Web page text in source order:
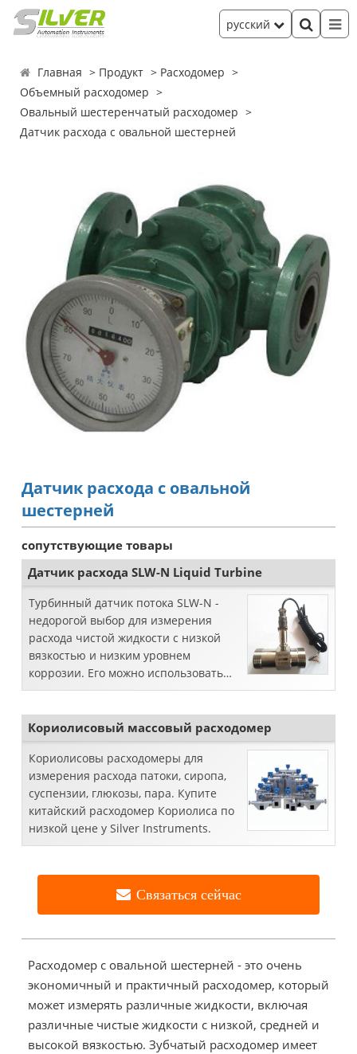
русский
Главная Продукт
Расходомер
Объемный расходомер
Овальный шестеренчатый расходомер
Датчик расхода с овальной шестерней
Датчик расхода с овальной
шестерней
сопутствующие товары
Датчик расхода SLW-N Liquid Turbine
Турбинный датчик потока SLW-N -
недорогой выбор для измерения
расхода чистой жидкости с низкой
вязкостью и низким уровнем
коррозии. Его можно использовать
для чистой воды, горячей воды,
химического привыкания. Это ки ...
Кориолисовый массовый расходомер
Кориолисовы расходомеры для
измерения расхода патоки, сиропа,
суспензии, глюкозы, пара. Купите
китайский расходомер Кориолиса по
низкой цене у Silver Instruments.
Связаться сейчас
Расходомер с овальной шестерней - это очень
экономичный и практичный расходомер, который
может измерять различные жидкости, включая
различные чистые жидкости с низкой, средней и
высокой вязкостью. Зубчатый расходомер имеет